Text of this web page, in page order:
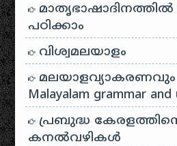
മാതൃഭാഷാദിനത്തിൽ
പഠിക്കാം
വിശ്വമലയാളം
Malayalam grammar and
പ്രബുദ്ധ
കനൽവഴികൾ